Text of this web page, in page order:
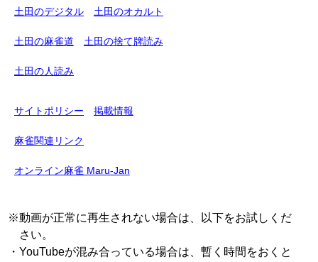
土田のデジタル 土田のオカルト
土田の麻雀道 土田の捨て牌読み
土田の人読み
サイトポリシー 掲載情報
麻雀関連リンク
オンライン麻雀 Maru-Jan
※動画が正常に再生されない場合は、以下をお試しくだ
さい。
・YouTubeが混み合っている場合は、暫く時間をおくと